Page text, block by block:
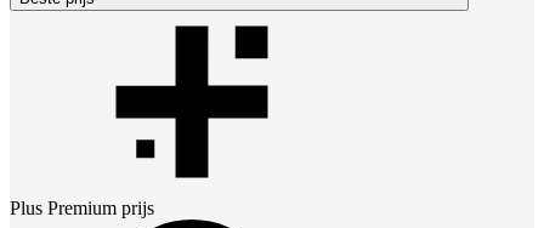
Plus Premium prijs